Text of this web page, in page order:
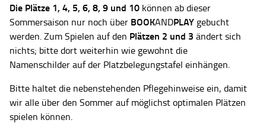
Die Plätze 1, 4, 5, 6, 8, 9 und 10 können ab dieser
Sommersaison nur noch über BOOKANDPLAY gebucht
werden. Zum Spielen auf den Plätzen 2 und 3 ändert sich
nichts; bitte dort weiterhin wie gewohnt die
Namenschilder auf der Platzbelegungstafel einhängen.
Bitte haltet die nebenstehenden Pflegehinweise ein, damit
wir alle über den Sommer auf möglichst optimalen Plätzen
spielen können.